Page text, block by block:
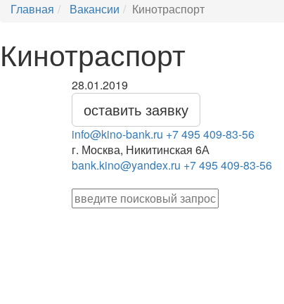
Главная Вакансии Кинотраспорт
Кинотраспорт
28.01.2019
оставить заявку
info@kino-bank.ru +7 495 409-83-56
г. Москва, Никитинская 6А
bank.kino@yandex.ru +7 495 409-83-56